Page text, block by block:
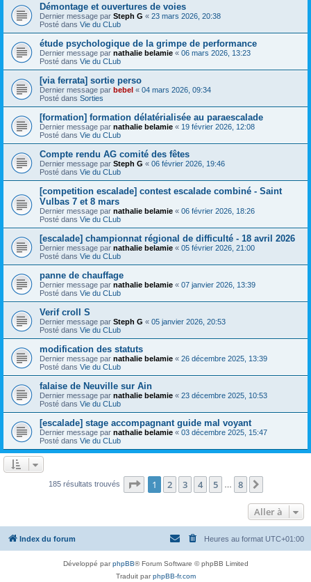
Démontage et ouvertures de voies
Dernier message par Steph G « 23 mars 2026, 20:38
Posté dans Vie du CLub
étude psychologique de la grimpe de performance
Dernier message par nathalie belamie « 06 mars 2026, 13:23
Posté dans Vie du CLub
[via ferrata] sortie perso
Dernier message par bebel « 04 mars 2026, 09:34
Posté dans Sorties
[formation] formation délatérialisée au paraescalade
Dernier message par nathalie belamie « 19 février 2026, 12:08
Posté dans Vie du CLub
Compte rendu AG comité des fêtes
Dernier message par Steph G « 06 février 2026, 19:46
Posté dans Vie du CLub
[competition escalade] contest escalade combiné - Saint
Vulbas 7 et 8 mars
Dernier message par nathalie belamie « 06 février 2026, 18:26
Posté dans Vie du CLub
[escalade] championnat régional de difficulté - 18 avril 2026
Dernier message par nathalie belamie « 05 février 2026, 21:00
Posté dans Vie du CLub
panne de chauffage
Dernier message par nathalie belamie « 07 janvier 2026, 13:39
Posté dans Vie du CLub
Verif croll S
Dernier message par Steph G « 05 janvier 2026, 20:53
Posté dans Vie du CLub
modification des statuts
Dernier message par nathalie belamie « 26 décembre 2025, 13:39
Posté dans Vie du CLub
falaise de Neuville sur Ain
Dernier message par nathalie belamie « 23 décembre 2025, 10:53
Posté dans Vie du CLub
[escalade] stage accompagnant guide mal voyant
Dernier message par nathalie belamie « 03 décembre 2025, 15:47
Posté dans Vie du CLub
185 résultats trouvés Page 1sur8
1 2 3 4 5 8
Aller à
Index du forum Heures au format UTC+01:00
Développé parphpBB® Forum Software © phpBB Limited
Traduit parphpBB-fr.com